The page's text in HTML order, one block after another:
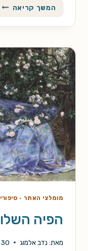
המשך קריאה …
לך
מומלצי האתר·
הפיה
מאת: נדב אלמוג 30 בינואר 2017